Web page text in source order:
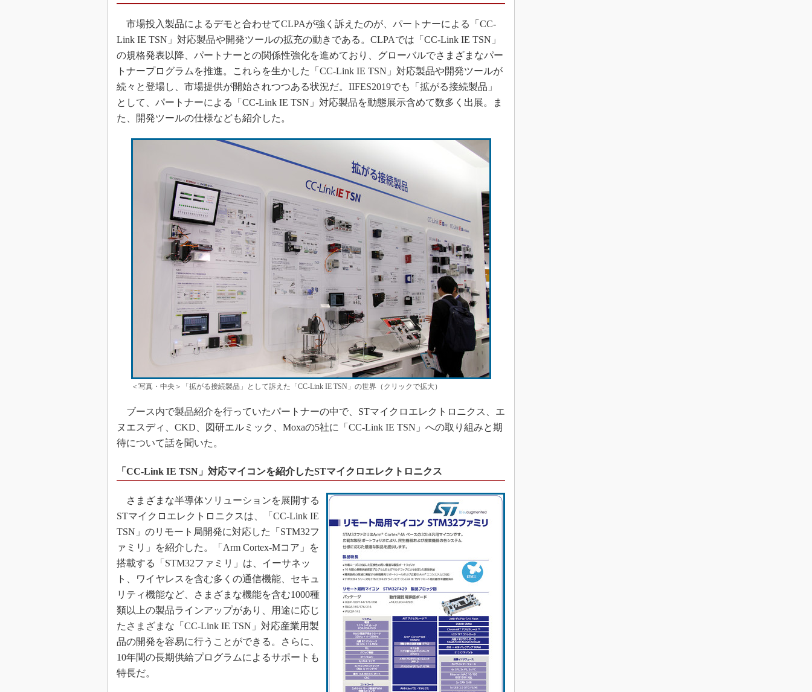
市場投入製品によるデモと合わせてCLPAが強く訴えたのが、パートナーによる「CC-
Link IE TSN」対応製品や開発ツールの拡充の動きである。CLPAでは「CC-Link IE TSN」
の規格発表以降、パートナーとの関係性強化を進めており、グローバルでさまざまなパー
トナープログラムを推進。これらを生かした「CC-Link IE TSN」対応製品や開発ツールが
続々と登場し、市場提供が開始されつつある状況だ。IIFES2019でも「拡がる接続製品」
として、パートナーによる「CC-Link IE TSN」対応製品を動態展示含めて数多く出展。ま
た、開発ツールの仕様なども紹介した。
＜写真・中央＞「拡がる接続製品」として訴えた「CC-Link IE TSN」の世界（クリックで拡大）
ブース内で製品紹介を行っていたパートナーの中で、STマイクロエレクトロニクス、エ
ヌエスディ、CKD、図研エルミック、Moxaの5社に「CC-Link IE TSN」への取り組みと期
待について話を聞いた。
「CC-Link IE TSN」対応マイコンを紹介したSTマイクロエレクトロニクス
さまざまな半導体ソリューションを展開する
STマイクロエレクトロニクスは、「CC-Link IE
TSN」のリモート局開発に対応した「STM32フ
ァミリ」を紹介した。「Arm Cortex-Mコア」を
搭載する「STM32ファミリ」は、イーサネッ
ト、ワイヤレスを含む多くの通信機能、セキュ
リティ機能など、さまざまな機能を含む1000種
類以上の製品ラインアップがあり、用途に応じ
たさまざまな「CC-Link IE TSN」対応産業用製
品の開発を容易に行うことができる。さらに、
10年間の長期供給プログラムによるサポートも
特長だ。